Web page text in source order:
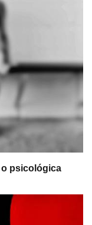
psicológica